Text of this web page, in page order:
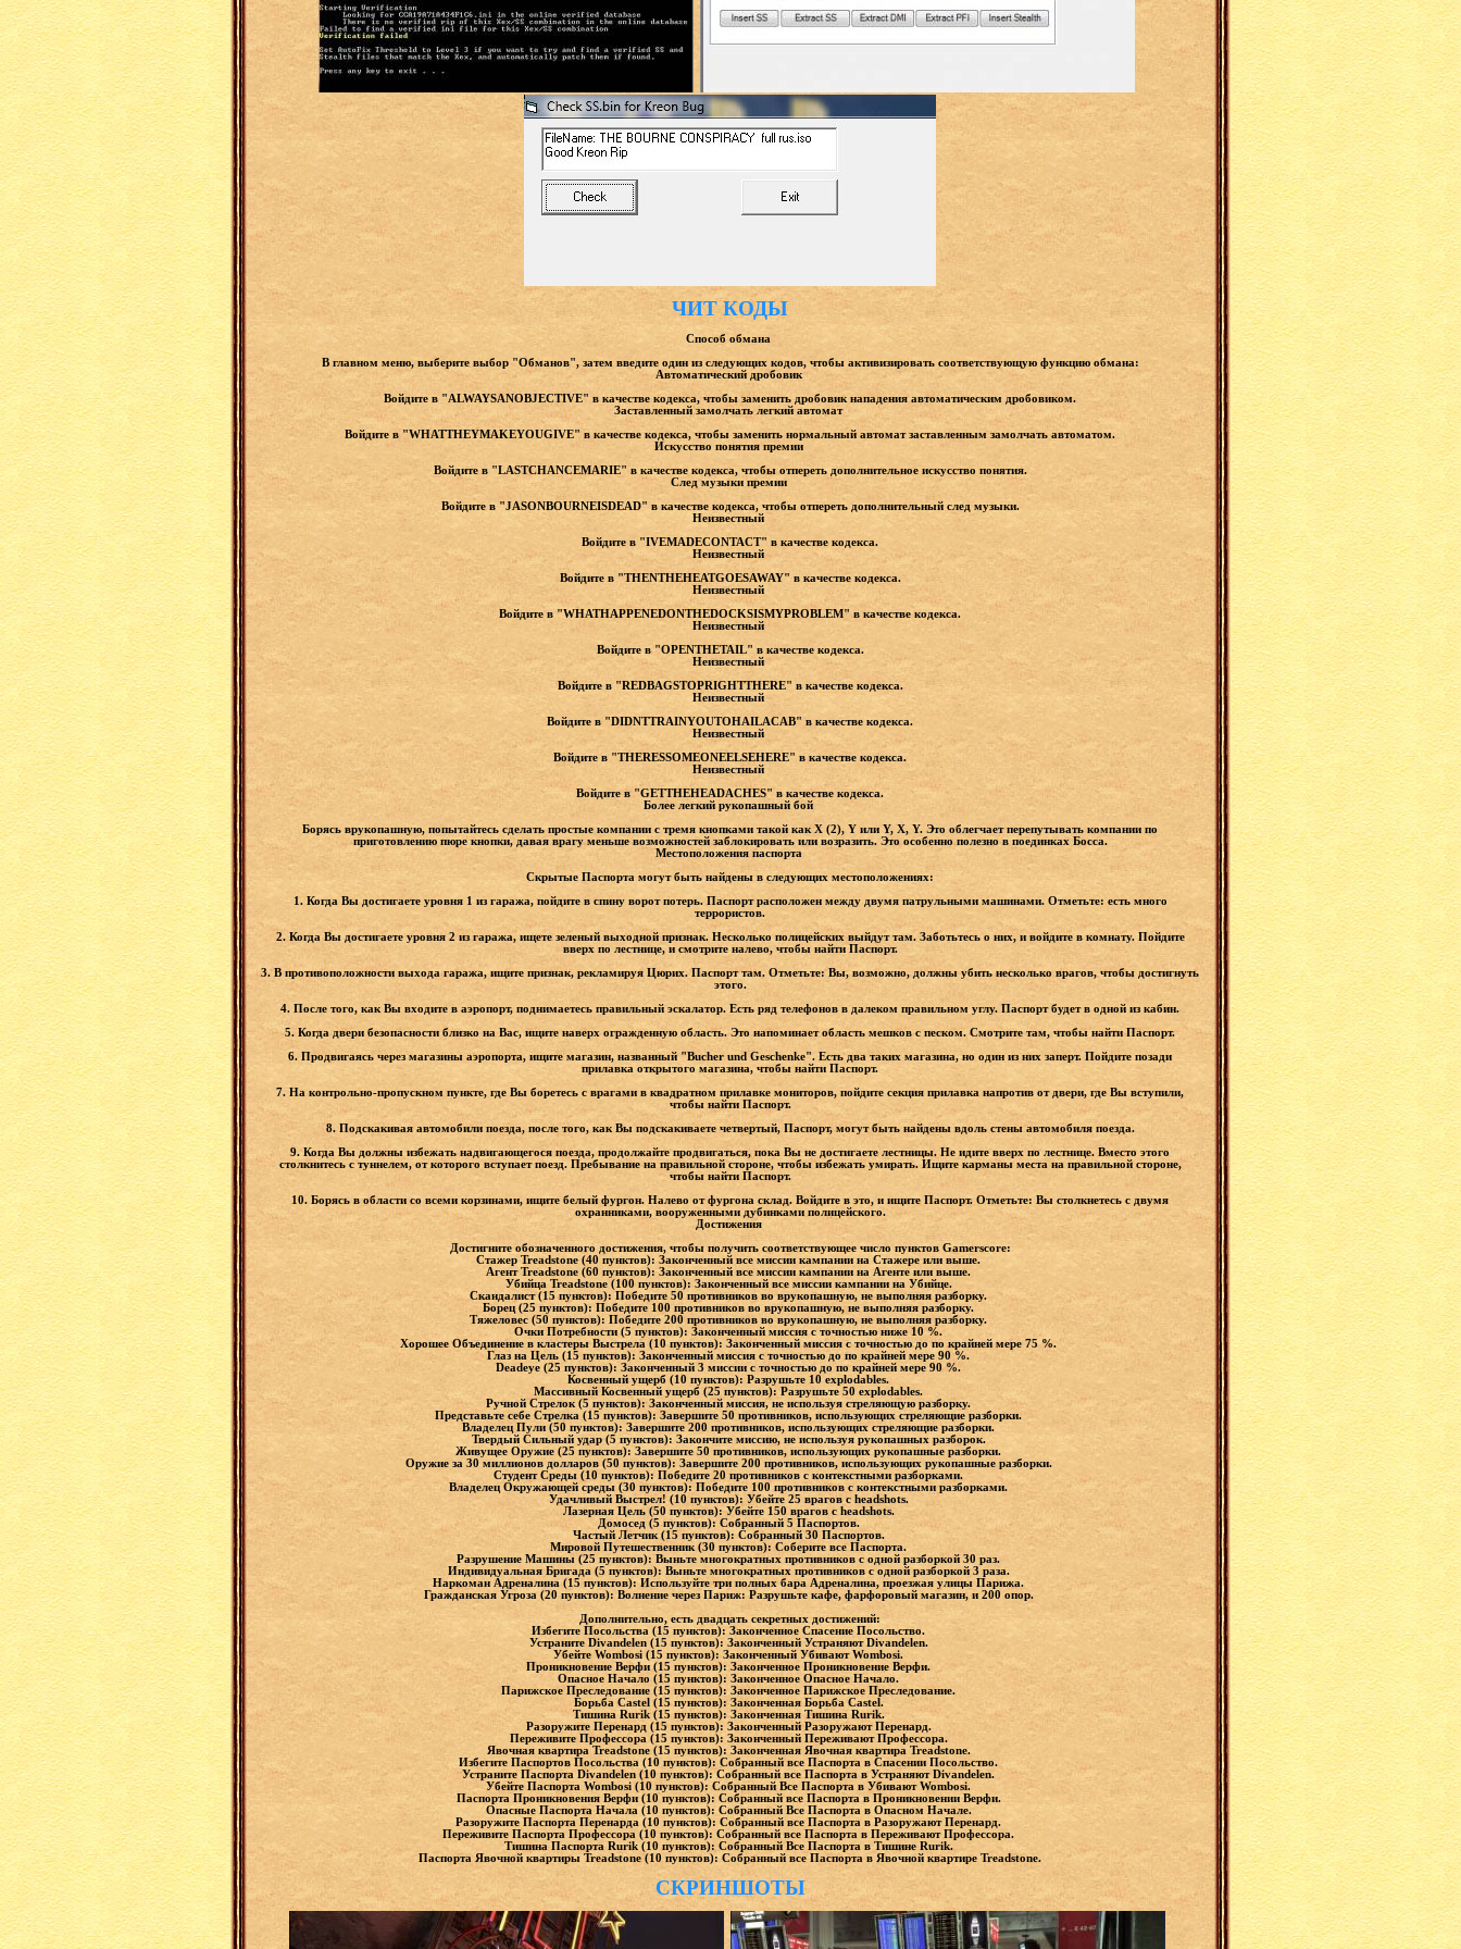
ЧИТ КОДЫ
Способ обмана
В главном меню, выберите выбор "Обманов", затем введите один из следующих кодов, чтобы активизировать соответствующую функцию обмана:
Автоматический дробовик
Войдите в "ALWAYSANOBJECTIVE" в качестве кодекса, чтобы заменить дробовик нападения автоматическим дробовиком.
Заставленный замолчать легкий автомат
Войдите в "WHATTHEYMAKEYOUGIVE" в качестве кодекса, чтобы заменить нормальный автомат заставленным замолчать автоматом.
Искусство понятия премии
Войдите в "LASTCHANCEMARIE" в качестве кодекса, чтобы отпереть дополнительное искусство понятия.
След музыки премии
Войдите в "JASONBOURNEISDEAD" в качестве кодекса, чтобы отпереть дополнительный след музыки.
Неизвестный
Войдите в "IVEMADECONTACT" в качестве кодекса.
Неизвестный
Войдите в "THENTHEHEATGOESAWAY" в качестве кодекса.
Неизвестный
Войдите в "WHATHAPPENEDONTHEDOCKSISMYPROBLEM" в качестве кодекса.
Неизвестный
Войдите в "OPENTHETAIL" в качестве кодекса.
Неизвестный
Войдите в "REDBAGSTOPRIGHTTHERE" в качестве кодекса.
Неизвестный
Войдите в "DIDNTTRAINYOUTOHAILACAB" в качестве кодекса.
Неизвестный
Войдите в "THERESSOMEONEELSEHERE" в качестве кодекса.
Неизвестный
Войдите в "GETTHEHEADACHES" в качестве кодекса.
Более легкий рукопашный бой
Борясь врукопашную, попытайтесь сделать простые компании с тремя кнопками такой как X (2), Y или Y, X, Y. Это облегчает перепутывать компании по
приготовлению пюре кнопки, давая врагу меньше возможностей заблокировать или возразить. Это особенно полезно в поединках Босса.
Местоположения паспорта
Скрытые Паспорта могут быть найдены в следующих местоположениях:
1. Когда Вы достигаете уровня 1 из гаража, пойдите в спину ворот потерь. Паспорт расположен между двумя патрульными машинами. Отметьте: есть много
террористов.
2. Когда Вы достигаете уровня 2 из гаража, ищете зеленый выходной признак. Несколько полицейских выйдут там. Заботьтесь о них, и войдите в комнату. Пойдите
вверх по лестнице, и смотрите налево, чтобы найти Паспорт.
3. В противоположности выхода гаража, ищите признак, рекламируя Цюрих. Паспорт там. Отметьте: Вы, возможно, должны убить несколько врагов, чтобы достигнуть
этого.
4. После того, как Вы входите в аэропорт, поднимаетесь правильный эскалатор. Есть ряд телефонов в далеком правильном углу. Паспорт будет в одной из кабин.
5. Когда двери безопасности близко на Вас, ищите наверх огражденную область. Это напоминает область мешков с песком. Смотрите там, чтобы найти Паспорт.
6. Продвигаясь через магазины аэропорта, ищите магазин, названный "Bucher und Geschenke". Есть два таких магазина, но один из них заперт. Пойдите позади
прилавка открытого магазина, чтобы найти Паспорт.
7. На контрольно-пропускном пункте, где Вы боретесь с врагами в квадратном прилавке мониторов, пойдите секция прилавка напротив от двери, где Вы вступили,
чтобы найти Паспорт.
8. Подскакивая автомобили поезда, после того, как Вы подскакиваете четвертый, Паспорт, могут быть найдены вдоль стены автомобиля поезда.
9. Когда Вы должны избежать надвигающегося поезда, продолжайте продвигаться, пока Вы не достигаете лестницы. Не идите вверх по лестнице. Вместо этого
столкнитесь с туннелем, от которого вступает поезд. Пребывание на правильной стороне, чтобы избежать умирать. Ищите карманы места на правильной стороне,
чтобы найти Паспорт.
10. Борясь в области со всеми корзинами, ищите белый фургон. Налево от фургона склад. Войдите в это, и ищите Паспорт. Отметьте: Вы столкнетесь с двумя
охранниками, вооруженными дубинками полицейского.
Достижения
Достигните обозначенного достижения, чтобы получить соответствующее число пунктов Gamerscore:
Стажер Treadstone (40 пунктов): Законченный все миссии кампании на Стажере или выше.
Агент Treadstone (60 пунктов): Законченный все миссии кампании на Агенте или выше.
Убийца Treadstone (100 пунктов): Законченный все миссии кампании на Убийце.
Скандалист (15 пунктов): Победите 50 противников во врукопашную, не выполняя разборку.
Борец (25 пунктов): Победите 100 противников во врукопашную, не выполняя разборку.
Тяжеловес (50 пунктов): Победите 200 противников во врукопашную, не выполняя разборку.
Очки Потребности (5 пунктов): Законченный миссия с точностью ниже 10 %.
Хорошее Объединение в кластеры Выстрела (10 пунктов): Законченный миссия с точностью до по крайней мере 75 %.
Глаз на Цель (15 пунктов): Законченный миссия с точностью до по крайней мере 90 %.
Deadeye (25 пунктов): Законченный 3 миссии с точностью до по крайней мере 90 %.
Косвенный ущерб (10 пунктов): Разрушьте 10 explodables.
Массивный Косвенный ущерб (25 пунктов): Разрушьте 50 explodables.
Ручной Стрелок (5 пунктов): Законченный миссия, не используя стреляющую разборку.
Представьте себе Стрелка (15 пунктов): Завершите 50 противников, использующих стреляющие разборки.
Владелец Пули (50 пунктов): Завершите 200 противников, использующих стреляющие разборки.
Твердый Сильный удар (5 пунктов): Закончите миссию, не используя рукопашных разборок.
Живущее Оружие (25 пунктов): Завершите 50 противников, использующих рукопашные разборки.
Оружие за 30 миллионов долларов (50 пунктов): Завершите 200 противников, использующих рукопашные разборки.
Студент Среды (10 пунктов): Победите 20 противников с контекстными разборками.
Владелец Окружающей среды (30 пунктов): Победите 100 противников с контекстными разборками.
Удачливый Выстрел! (10 пунктов): Убейте 25 врагов с headshots.
Лазерная Цель (50 пунктов): Убейте 150 врагов с headshots.
Домосед (5 пунктов): Собранный 5 Паспортов.
Частый Летчик (15 пунктов): Собранный 30 Паспортов.
Мировой Путешественник (30 пунктов): Соберите все Паспорта.
Разрушение Машины (25 пунктов): Выньте многократных противников с одной разборкой 30 раз.
Индивидуальная Бригада (5 пунктов): Выньте многократных противников с одной разборкой 3 раза.
Наркоман Адреналина (15 пунктов): Используйте три полных бара Адреналина, проезжая улицы Парижа.
Гражданская Угроза (20 пунктов): Волнение через Париж: Разрушьте кафе, фарфоровый магазин, и 200 опор.
Дополнительно, есть двадцать секретных достижений:
Избегите Посольства (15 пунктов): Законченное Спасение Посольство.
Устраните Divandelen (15 пунктов): Законченный Устраняют Divandelen.
Убейте Wombosi (15 пунктов): Законченный Убивают Wombosi.
Проникновение Верфи (15 пунктов): Законченное Проникновение Верфи.
Опасное Начало (15 пунктов): Законченное Опасное Начало.
Парижское Преследование (15 пунктов): Законченное Парижское Преследование.
Борьба Castel (15 пунктов): Законченная Борьба Castel.
Тишина Rurik (15 пунктов): Законченная Тишина Rurik.
Разоружите Перенард (15 пунктов): Законченный Разоружают Перенард.
Переживите Профессора (15 пунктов): Законченный Переживают Профессора.
Явочная квартира Treadstone (15 пунктов): Законченная Явочная квартира Treadstone.
Избегите Паспортов Посольства (10 пунктов): Собранный все Паспорта в Спасении Посольство.
Устраните Паспорта Divandelen (10 пунктов): Собранный все Паспорта в Устраняют Divandelen.
Убейте Паспорта Wombosi (10 пунктов): Собранный Все Паспорта в Убивают Wombosi.
Паспорта Проникновения Верфи (10 пунктов): Собранный все Паспорта в Проникновении Верфи.
Опасные Паспорта Начала (10 пунктов): Собранный Все Паспорта в Опасном Начале.
Разоружите Паспорта Перенарда (10 пунктов): Собранный все Паспорта в Разоружают Перенард.
Переживите Паспорта Профессора (10 пунктов): Собранный все Паспорта в Переживают Профессора.
Тишина Паспорта Rurik (10 пунктов): Собранный Все Паспорта в Тишине Rurik.
Паспорта Явочной квартиры Treadstone (10 пунктов): Собранный все Паспорта в Явочной квартире Treadstone.
СКРИНШОТЫ